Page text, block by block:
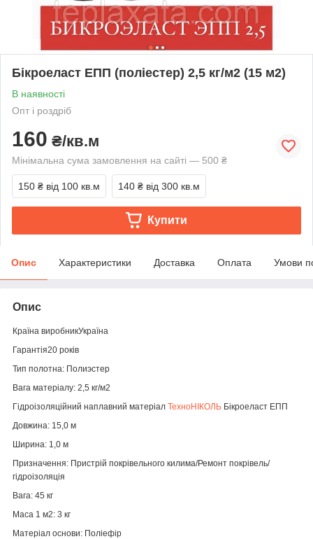
Бікроеласт ЕПП (поліестер) 2,5 кг/м2 (15 м2)
В наявності
Опт і роздріб
160 ₴/кв.м
Мінімальна сума замовлення на сайті — 500 ₴
150 ₴ від 100 кв.м 140 ₴ від 300 кв.м
Купити
Опис Характеристики Доставка Оплата Умови
Опис
Країна виробникУкраїна
Гарантія20 років
Тип полотна: Полиэстер
Вага матеріалу: 2,5 кг/м2
Гідроізоляційний наплавний матеріал ТехноНІКОЛЬ Бікроеласт ЕПП
Довжина: 15,0 м
Ширина: 1,0 м
Призначення: Пристрій покрівельного килима/Ремонт покрівель/
гідроізоляція
Вага: 45 кг
Маса 1 м2: 3 кг
Матеріал основи: Поліефір